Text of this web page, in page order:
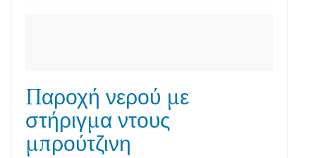
Παροχή νερού με
στήριγμα ντους
μπρούτζινη